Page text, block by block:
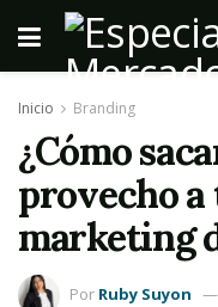
Inicio Branding
¿Cómo
provecho a
marketing
Por Ruby Suyon